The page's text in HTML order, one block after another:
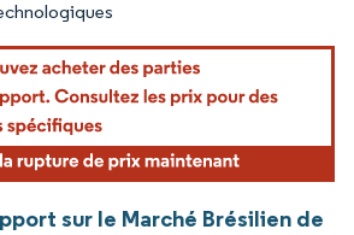
sur le Marché Brésilien de